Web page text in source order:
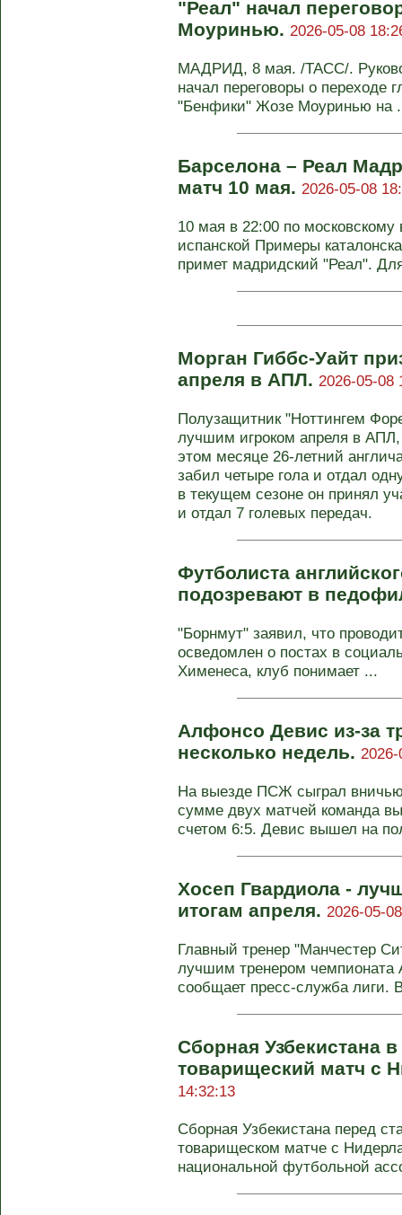
"Реал" начал
Моуринью. 2026-05-08
МАДРИД, 8 мая. /ТАСС/.
начал переговоры о переходе
"Бенфики" Жозе Моуринью на
Барселона – Реал
матч 10 мая. 2026-05-08
10 мая в 22:00 по московскому
испанской Примеры
примет мадридский "Реал".
Морган Гиббс-Уайт
апреля в АПЛ. 2026-05-08
Полузащитник "Ноттингем
лучшим игроком апреля в
этом месяце 26-летний
забил четыре гола и отдал
в текущем сезоне он принял
и отдал 7 голевых передач.
Футболиста
подозревают в
"Борнмут" заявил, что
осведомлен о постах в
Хименеса, клуб понимает ...
Алфонсо Девис из-за
несколько недель.
На выезде ПСЖ сыграл
сумме двух матчей команда
счетом 6:5. Девис вышел на
Хосеп Гвардиола -
итогам апреля. 2026-05-
Главный тренер "Манчестер
лучшим тренером чемпионата
сообщает пресс-служба лиги.
Сборная Узбекистана
товарищеский матч с
14:32:13
Сборная Узбекистана перед
товарищеском матче с
национальной футбольной